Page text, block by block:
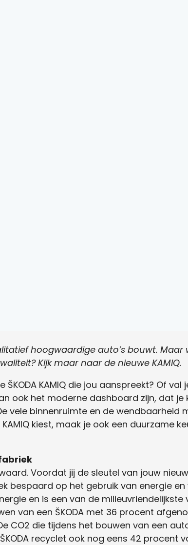
hoogwaardige auto’s bouwt.
Kijk maar naar de nieuwe KAMIQ.
KAMIQ die jou aanspreekt? Of
ook het moderne dashboard zijn, dat
vele binnenruimte en de wendbaarheid
KAMIQ kiest, maak je ook een duurzame
Voordat jij de sleutel van jouw
bespaard op het gebruik van energie en
en is een van de milieuvriendelijkste
van een ŠKODA met 36 procent
CO2 die tijdens het bouwen van een
recyclet ook nog eens 42 procent